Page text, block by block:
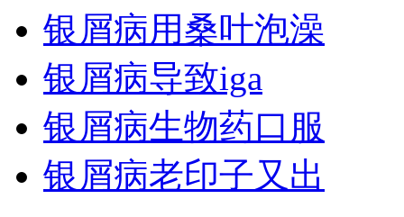
银屑病用桑叶泡澡
银屑病导致iga
银屑病生物药口服
银屑病老印子又出